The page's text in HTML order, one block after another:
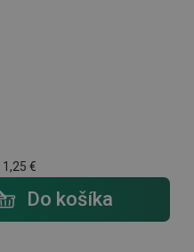
1,25 €
Do košíka